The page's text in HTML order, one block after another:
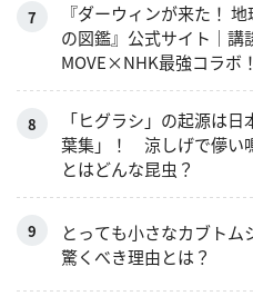
『ダーウィンが来た！
の図鑑』公式サイト｜講
MOVE×NHK最強コラボ！
「ヒグラシ」の起源は
葉集」！ 涼しげで儚い
とはどんな昆虫？
とっても小さなカブトム
驚くべき理由とは？